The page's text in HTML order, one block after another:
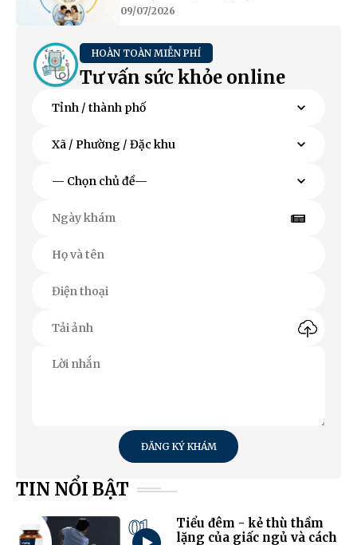
09/07/2026
HOÀN TOÀN MIỄN PHÍ
Tư vấn sức khỏe online
ĐĂNG KÝ KHÁM
TIN NỔI BẬT
01
Tiểu đêm - kẻ thù thầm
lặng của giấc ngủ và cách